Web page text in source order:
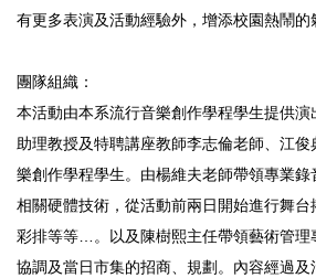
有更多表演及活動經驗外，增添校園熱鬧的
團隊組織：
本活動由本系流行音樂創作學程學生提供
助理教授及特聘講座教師李志倫老師、江
樂創作學程學生。由楊維夫老師帶領專業錄
相關硬體技術，從活動前兩日開始進行舞
彩排等等…。以及陳樹熙主任帶領藝術管理
協調及當日市集的招商、規劃。內容經過及